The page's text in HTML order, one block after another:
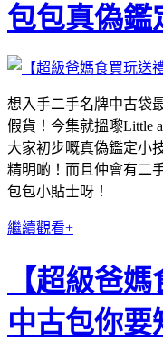
包包真偽鑑
想入手二手名牌中古袋
假貨！今集就搵嚟Little
大家初步嘅真偽鑑定小
精明啲！而且仲會有二
包包小貼士呀！
繼續觀看+
【超級爸
中古包你要